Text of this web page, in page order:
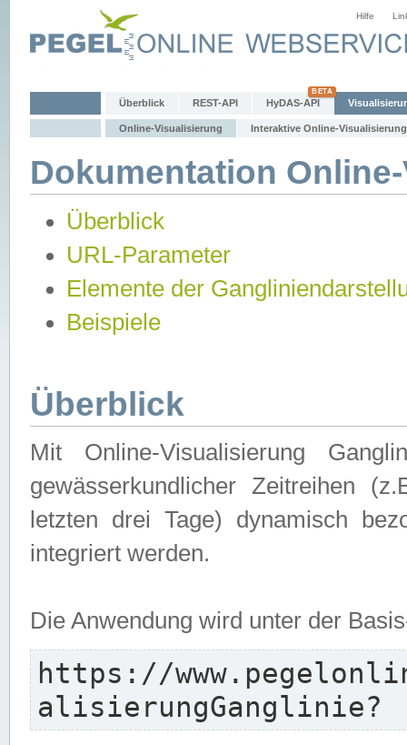
Hilfe
Überblick REST-API HyDAS-API
Online-Visualisierung Interaktive Online-Visualisierung
Dokumentation
Überblick
URL-Parameter
Elemente der
Beispiele
Überblick
Mit Online-Visualisierung
gewässerkundlicher Zeitreihen
letzten drei Tage) dynamisch
integriert werden.
Die Anwendung wird unter der
https://
alisierungGanglinie?